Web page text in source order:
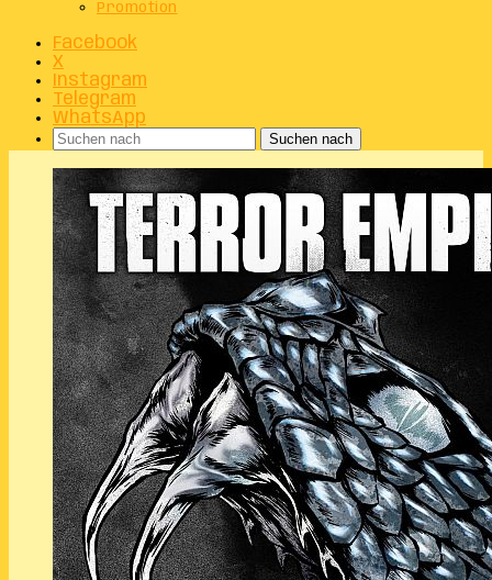
Promotion
Facebook
X
Instagram
Telegram
WhatsApp
Suchen nach